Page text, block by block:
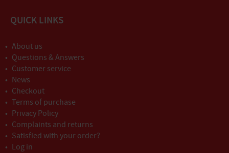
QUICK LINKS
About us
Questions & Answers
Customer service
News
Checkout
Terms of purchase
Privacy Policy
Complaints and returns
Satisfied with your order?
Log in